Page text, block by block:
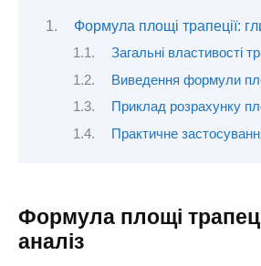
Формула площі трапеції:
Загальні властивості
Виведення формули
Приклад розрахунку
Практичне
Формула площі
аналіз